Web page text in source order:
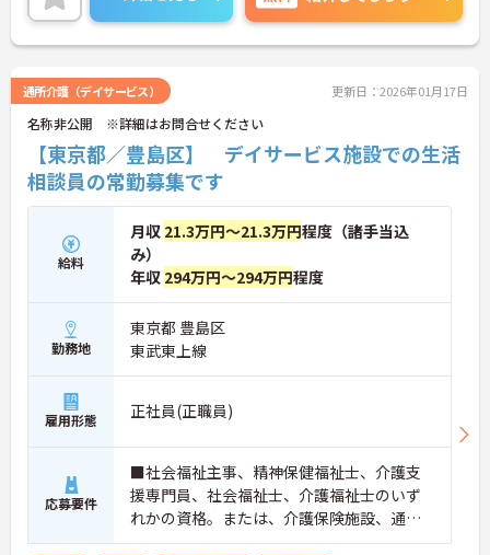
通所介護（デイサービス） 更新日：2026年01月17日
名称非公開 ※詳細はお問合せください
【東京都／豊島区】 デイサービス施設での生活
相談員の常勤募集です
給料
月収 21.3万円～21.3万円程度（諸手当込
み）
年収 294万円～294万円程度
勤務地
東京都 豊島区
東武東上線
雇用形態 正社員(正職員)
応募要件
■社会福祉主事、精神保健福祉士、介護支
援専門員、社会福祉士、介護福祉士のいず
れかの資格。または、介護保険施設、通所
施設に常勤で2年以上の経験がある方